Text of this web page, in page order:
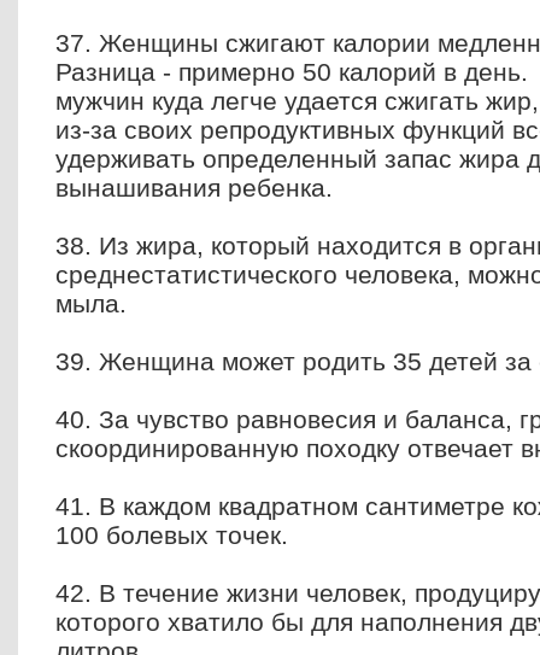
37. Женщины сжигают калории
Разница - примерно 50 калорий в
мужчин куда легче удается сжигать
из-за своих репродуктивных функций
удерживать определенный запас жира
вынашивания ребенка.
38. Из жира, который находится в
среднестатистического человека,
мыла.
39. Женщина может родить 35 детей за
40. За чувство равновесия и баланса,
скоординированную походку отвечает
41. В каждом квадратном сантиметре
100 болевых точек.
42. В течение жизни человек,
которого хватило бы для наполнения